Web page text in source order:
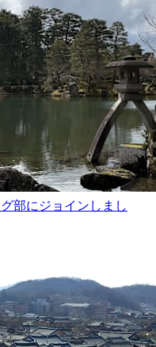
部にジョインしまし